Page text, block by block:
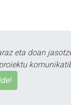
eta doan